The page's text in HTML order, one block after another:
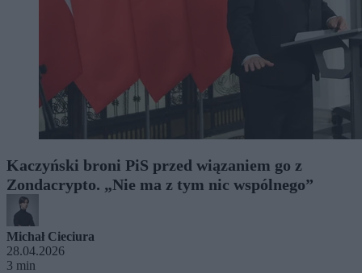
Kaczyński broni PiS przed wiązaniem go z
Zondacrypto. „Nie ma z tym nic wspólnego”
Michał Cieciura
28.04.2026
3 min